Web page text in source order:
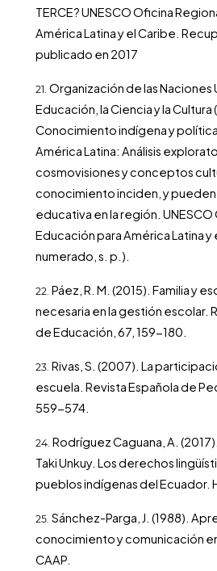
TERCE? UNESCO Oficina
América Latina y el Caribe.
publicado en 2017
Organización de las Naciones
Educación, la Ciencia y la Cultura
Conocimiento indígena y
América Latina: Análisis
cosmovisiones y conceptos
conocimiento inciden, y pueden
educativa en la región.
Educación para América Latina
numerado, s. p.).
Páez, R. M. (2015). Familia y
necesaria en la gestión escolar.
de Educación, 67, 159-180.
Rivas, S. (2007). La
escuela. Revista Española de
559-574.
Rodríguez Caguana, A.
Taki Unkuy. Los derechos
pueblos indígenas del Ecuador.
Sánchez-Parga, J. (1988).
conocimiento y comunicación
CAAP.